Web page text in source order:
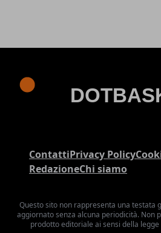
ContattiPrivacy Policy
RedazioneChi siamo
Questo sito non rappresenta una testata
aggiornato senza alcuna periodicità. Non
prodotto editoriale ai sensi della